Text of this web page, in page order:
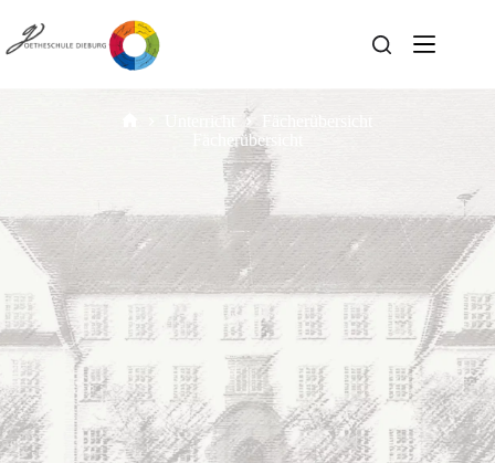
Fächerübersicht